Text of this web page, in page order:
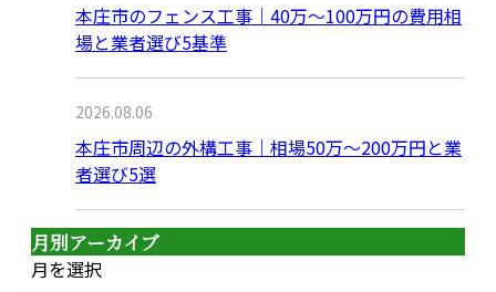
本庄市のフェンス工事｜40万〜100万円の費用相
場と業者選び5基準
2026.08.06
本庄市周辺の外構工事｜相場50万〜200万円と業
者選び5選
月別アーカイブ
月を選択